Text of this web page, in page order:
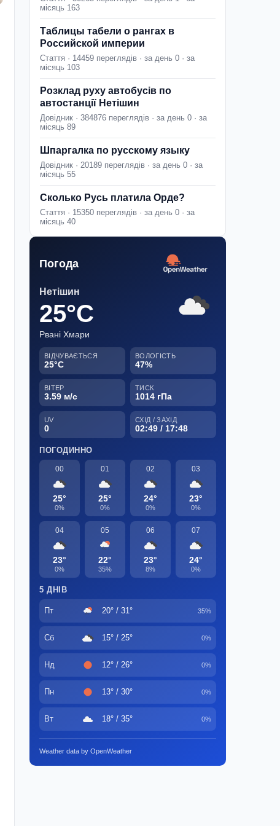
місяць 163
Таблицы табели о рангах в
Российской империи
Стаття · 14459 переглядів · за день 0 · за
місяць 103
Розклад руху автобусів по
автостанції Нетішин
Довідник · 384876 переглядів · за день 0 · за
місяць 89
Шпаргалка по русскому языку
Довідник · 20189 переглядів · за день 0 · за
місяць 55
Сколько Русь платила Орде?
Стаття · 15350 переглядів · за день 0 · за
місяць 40
Погода
Нетішин
25°C
Рвані Хмари
ВІДЧУВАЄТЬСЯ
25°C
ВОЛОГІСТЬ
47%
ВІТЕР
3.59 м/с
ТИСК
1014 гПа
UV
0
СХІД / ЗАХІД
02:49 / 17:48
ПОГОДИННО
00
25°
0%
01
25°
0%
02
24°
0%
03
23°
0%
04
23°
0%
05
22°
35%
06
23°
8%
07
24°
0%
5 ДНІВ
Пт 20° / 31° 35%
Сб 15° / 25° 0%
Нд 12° / 26° 0%
Пн 13° / 30° 0%
Вт 18° / 35° 0%
Weather data by OpenWeather